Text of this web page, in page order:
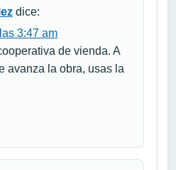
dice:
3:47 am
de vienda. A
avanza la obra, usas la